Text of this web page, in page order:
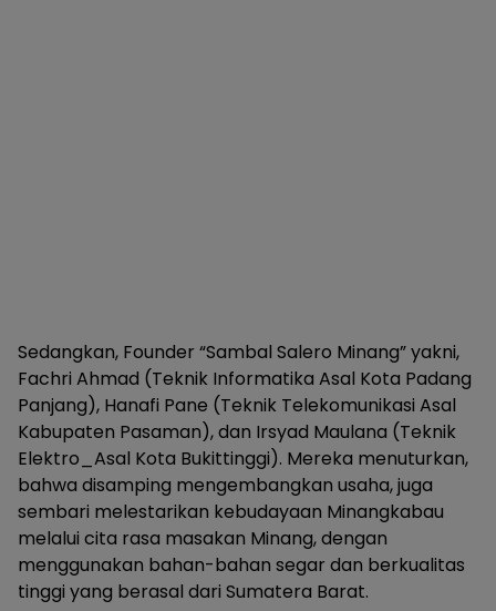
Sedangkan, Founder “Sambal Salero Minang” yakni,
Fachri Ahmad (Teknik Informatika Asal Kota Padang
Panjang), Hanafi Pane (Teknik Telekomunikasi Asal
Kabupaten Pasaman), dan Irsyad Maulana (Teknik
Elektro_Asal Kota Bukittinggi). Mereka menuturkan,
bahwa disamping mengembangkan usaha, juga
sembari melestarikan kebudayaan Minangkabau
melalui cita rasa masakan Minang, dengan
menggunakan bahan-bahan segar dan berkualitas
tinggi yang berasal dari Sumatera Barat.